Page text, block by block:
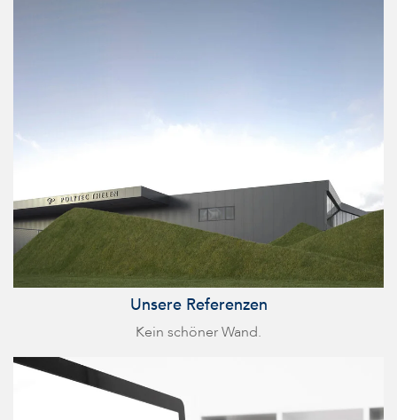
Unsere Referenzen
Kein schöner Wand.